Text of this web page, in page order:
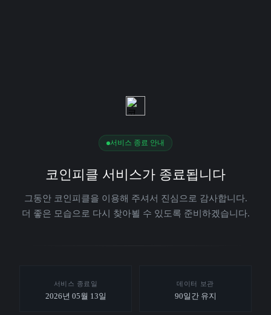
서비스 종료 안내
코인피클 서비스가 종료됩니다
그동안 코인피클을 이용해 주셔서 진심으로 감사합니다.
더 좋은 모습으로 다시 찾아뵐 수 있도록 준비하겠습니다.
서비스 종료일
2026년 05월 13일
데이터 보관
90일간 유지